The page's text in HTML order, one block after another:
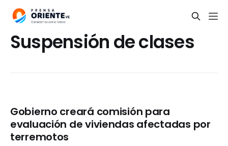
Suspensión de clases
Gobierno creará comisión para
evaluación de viviendas afectadas por
terremotos